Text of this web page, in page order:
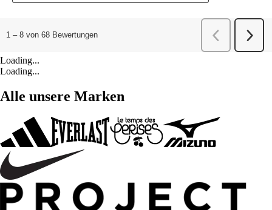
Loading...
Loading...
Alle unsere Marken